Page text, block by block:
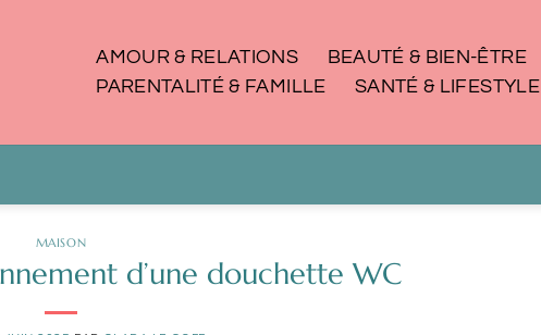
AMOUR & RELATIONS BEAUTÉ & BIEN-ÊTRE
PARENTALITÉ & FAMILLE
SANTÉ & LIFESTYLE
MAISON
d’une douchette WC